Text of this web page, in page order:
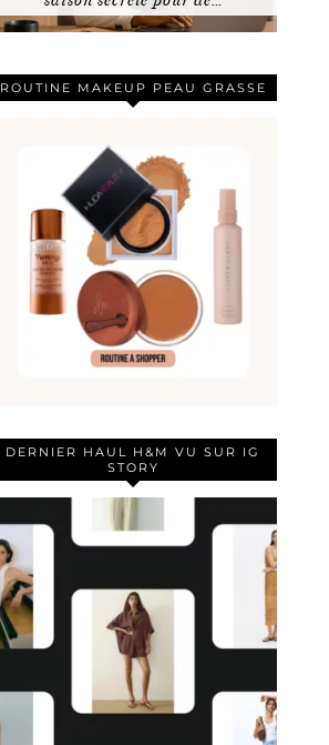
ROUTINE MAKEUP PEAU GRASSE
DERNIER HAUL H&M VU SUR IG
STORY